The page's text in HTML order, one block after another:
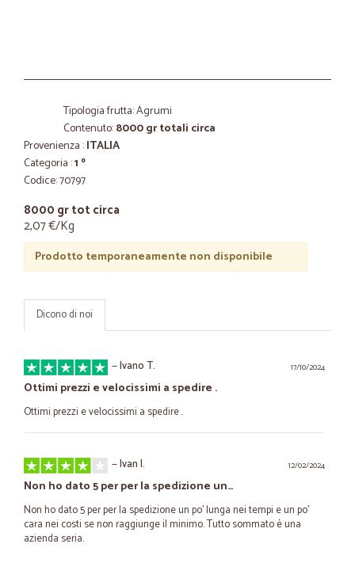
Tipologia frutta: Agrumi
Contenuto:8000 gr totali circa
Provenienza :ITALIA
Categoria :1 º
Codice: 70797
8000 gr tot circa
2,07 €/Kg
Prodotto temporaneamente non disponibile
Dicono di noi
17/10/2024
—Ivano T.
Ottimi prezzi e velocissimi a spedire .
Ottimi prezzi e velocissimi a spedire .
12/02/2024
—Ivan I.
Non ho dato 5 per per la spedizione un…
Non ho dato 5 per per la spedizione un po’ lunga nei tempi e un po’
cara nei costi se non raggiunge il minimo. Tutto sommato è una
azienda seria.